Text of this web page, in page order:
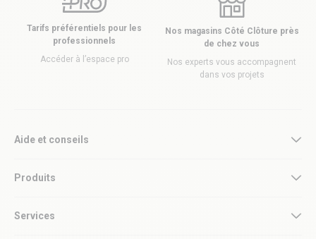
Tarifs préférentiels pour les
professionnels
Accéder à l’espace pro
Nos magasins Côté Clôture près
de chez vous
Nos experts vous accompagnent
dans vos projets
Aide et conseils
Produits
Services